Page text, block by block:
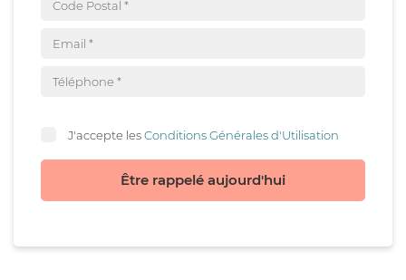
J'accepte lesConditions Générales d'Utilisation
Être rappelé aujourd'hui